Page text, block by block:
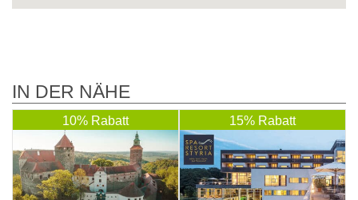
IN DER NÄHE
10% Rabatt 15% Rabatt